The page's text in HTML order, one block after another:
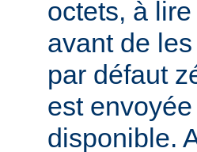
octets, à
avant de
par défaut
est
disponible.